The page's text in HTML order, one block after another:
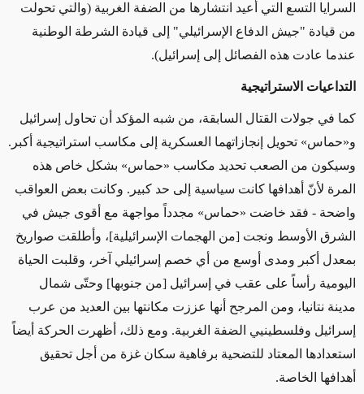
السرايا التسع التي أُعيد انتشارها من الضفة الغربية (والتي تحولت
من قيادة "جيش الدفاع الإسرائيلي" إلى قيادة الشرطة الوطنية
عندما عادت هذه الفصائل إلى إسرائيل).
التداعيات الاستراتيجية
كما في جولات القتال السابقة، من شبه المؤكد أن تحاول إسرائيل
و«حماس» تحويل إنجازاتهما العسكرية إلى مكاسب استراتيجية أكبر.
وسيكون من الصعب تحديد مكاسب «حماس» بشكل خاص هذه
المرة لأنّ أهدافها كانت سياسية إلى حد كبير. وكانت بعض العواقب
واضحة - فقد خاضت «حماس» مجدداً مواجهة مع أقوى جيش في
الشرق الأوسط ونجت [من الهجمات الإسرائيلية]، وأطلقت صواريخ
بمعدل أكبر ومدى أوسع من أي خصم إسرائيلي آخر، وقلبت الحياة
اليومية رأساً على عقب في إسرائيل [من جنوبها] وحتّى شمال
مدينة نتانيا، ومن المرجح أنها عززت مكانتها بين العديد من عرب
إسرائيل وفلسطينيي الضفة الغربية. ومع ذلك، أظهرت الحركة أيضاً
استعدادها المعتاد للتضحية برفاهية سكان غزة من أجل تحقيق
أهدافها الخاصة.